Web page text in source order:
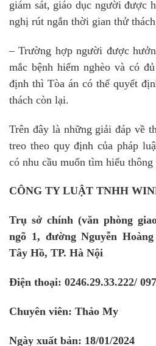
giám sát, giáo dục người được
nghị rút ngắn thời gian thử
– Trường hợp người được
mắc bệnh hiểm nghèo và có
định thì Tòa án có thể quyết
thách còn lại.
Trên đây là những giải đáp về
treo theo quy định của pháp
có nhu cầu muốn tìm hiểu
CÔNG TY LUẬT TNHH
Trụ sở chính (văn phòng
ngõ 1, đường Nguyễn
Tây Hồ, TP. Hà Nội
Điện thoại: 0246.29.33.222/
Chuyên viên: Thảo My
Ngày xuất bản: 18/01/2024